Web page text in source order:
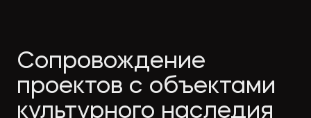
и проектирование
Банкротство
компании
Публикации
Сопровождение
проектов с объектами
культурного наследия